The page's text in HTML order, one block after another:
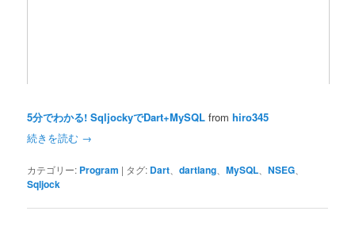
5分でわかる! SqljockyでDart+MySQL fromhiro345
続きを読む →
カテゴリー: Program | タグ: Dart 、dartlang 、MySQL 、NSEG
Sqljock